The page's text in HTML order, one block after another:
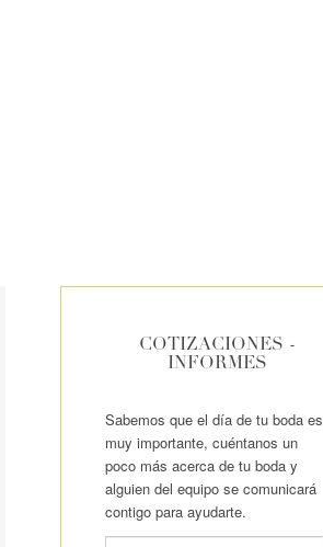
COTIZACIONES -
INFORMES
Sabemos que el día de tu boda es
muy importante, cuéntanos un
poco más acerca de tu boda y
alguien del equipo se comunicará
contigo para ayudarte.